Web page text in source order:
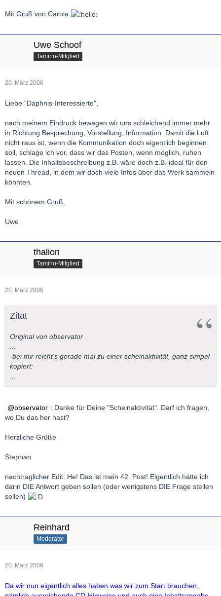
Mit Gruß von Carola
Uwe Schoof
Tamino-Mitglied
20. März 2006
Liebe "Daphnis-Interessierte",
nach meinem Eindruck bewegen wir uns schleichend immer mehr
in Richtung Besprechung, Vorstellung, Information. Damit die Luft
nicht raus ist, wenn die Kommunikation doch eigentlich beginnen
soll, schlage ich vor, dass wir das Posten, wenn möglich, ruhen
lassen. Die Inhaltsbeschreibung z.B. wäre doch z.B. ideal für den
neuen Thread, in dem wir doch viele Infos über das Werk sammeln
könnten.
Mit schönem Gruß,
Uwe
thalion
Tamino-Mitglied
20. März 2006
Zitat
Original von observator
-bei mir reicht's gerade mal zu einer scheinaktivität, ganz simpel
kopiert:
observator : Danke für Deine "Scheinaktivität". Darf ich fragen,
wo Du das her hast?
Herzliche Grüße
Stephan
nachträglicher Edit: He! Das ist mein 42. Post! Eigentlich hätte ich
darin DIE Antwort geben sollen (oder wenigstens DIE Frage stellen
sollen)
Reinhard
Moderator
20. März 2006
Da wir nun eigentlich alles haben was wir zum Start brauchen,